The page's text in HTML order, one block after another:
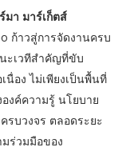
า มาร์เก็ตส์
ก้าวสู่การจัดงานครบ
ะเวทีสำคัญที่ขับ
นื่อง ไม่เพียงเป็นพื้นที่
งค์ความรู้ นโยบาย
รบวงจร ตลอดระยะ
มร่วมมือของ